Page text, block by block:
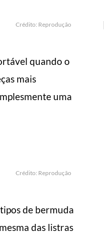
Crédito: Reprodução
quando o
mais
uma
Crédito: Reprodução
de bermuda
das listras